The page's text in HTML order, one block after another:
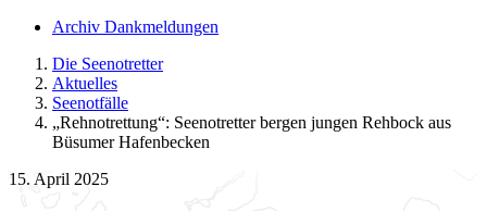
Archiv Dankmeldungen
Die Seenotretter
Aktuelles
Seenotfälle
„Rehnotrettung“: Seenotretter bergen jungen Rehbock aus
Büsumer Hafenbecken
15. April 2025